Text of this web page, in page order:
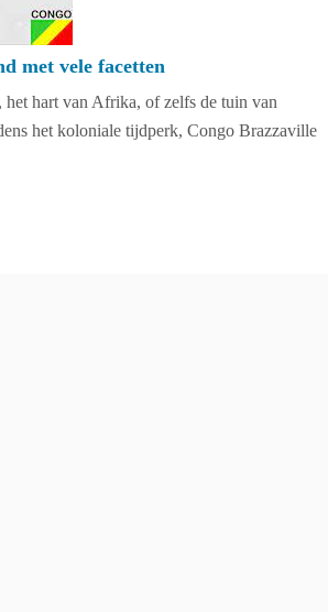
met vele facetten
het hart van Afrika, of zelfs de tuin van
het koloniale tijdperk, Congo Brazzaville